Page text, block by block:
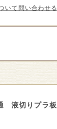
いて問い合わせる
液切りプラ板